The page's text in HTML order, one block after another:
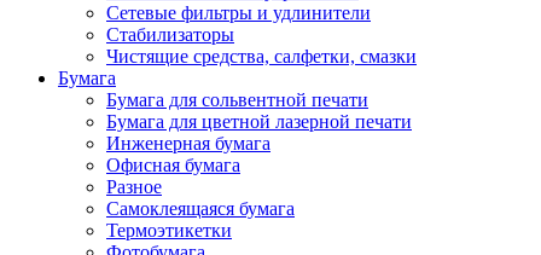
Сетевые фильтры и удлинители
Стабилизаторы
Чистящие средства, салфетки, смазки
Бумага
Бумага для сольвентной печати
Бумага для цветной лазерной печати
Инженерная бумага
Офисная бумага
Разное
Самоклеящаяся бумага
Термоэтикетки